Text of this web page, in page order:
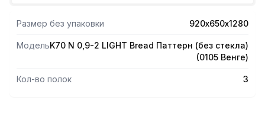
Размер без упаковки 920х650х1280
МодельK70 N 0,9-2 LIGHT Bread Паттерн (без стекла)
(0105 Венге)
Кол-во полок 3